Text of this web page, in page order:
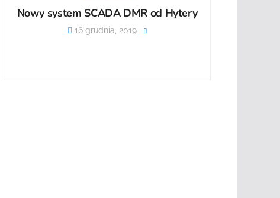
Nowy system SCADA DMR od Hytery
16 grudnia, 2019